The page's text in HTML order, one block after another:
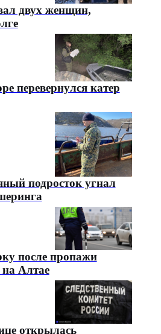
двух женщин,
перевернулся катер
подросток угнал
после пропажи
на Алтае
открылась